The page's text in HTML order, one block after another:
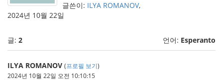
글쓴이: ILYA ROMANOV,
2024년 10월 22일
글: 2 언어: Esperanto
ILYA ROMANOV (프로필 보기)
2024년 10월 22일 오전 10:10:15